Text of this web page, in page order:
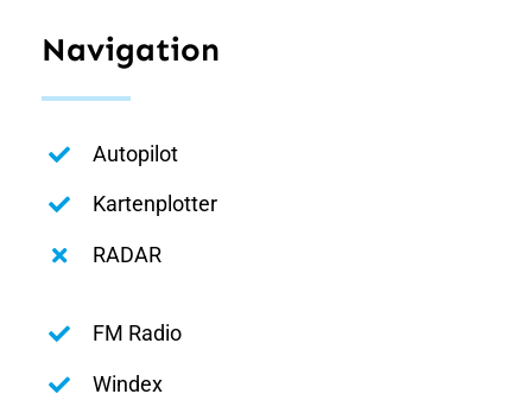
Navigation
Autopilot
Kartenplotter
RADAR
FM Radio
Windex